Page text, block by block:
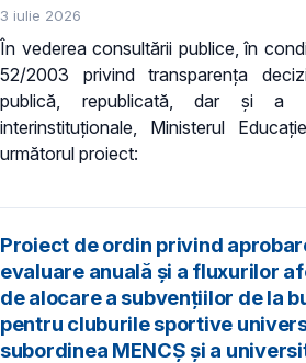
3 iulie 2026
În vederea consultării publice, în
52/2003 privind transparenţa
publică, republicată, dar și a
interinstituționale, Ministerul
următorul proiect:
Proiect de ordin privind
evaluare anuală și a fluxurilor
de alocare a subvențiilor de la
pentru cluburile sportive
subordinea MENCȘ și a